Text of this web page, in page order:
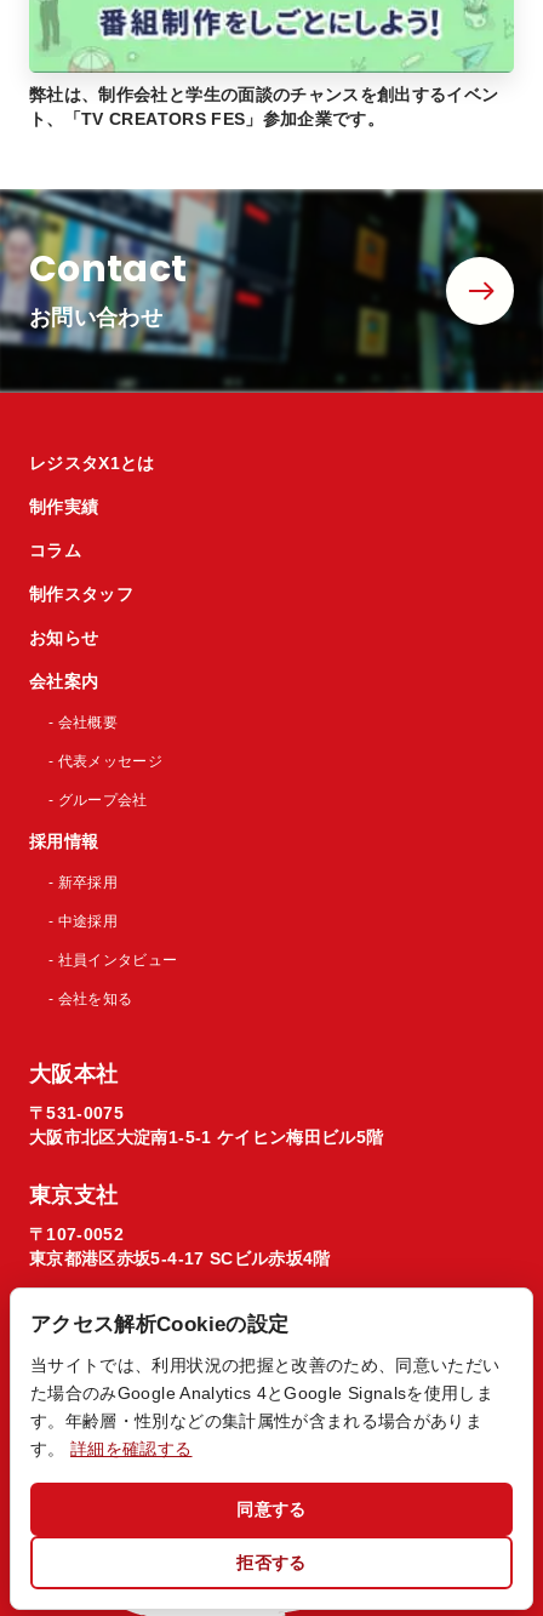
弊社は、制作会社と学生の面談のチャンスを創出するイベン
ト、「TV CREATORS FES」参加企業です。
Contact
お問い合わせ
レジスタX1とは
制作実績
コラム
制作スタッフ
お知らせ
会社案内
- 会社概要
- 代表メッセージ
- グループ会社
採用情報
- 新卒採用
- 中途採用
- 社員インタビュー
- 会社を知る
大阪本社
〒531-0075
大阪市北区大淀南1-5-1 ケイヒン梅田ビル5階
東京支社
〒107-0052
東京都港区赤坂5-4-17 SCビル赤坂4階
© 2026 Regista X1 co. ltd.
アクセス解析Cookieの設定
当サイトでは、利用状況の把握と改善のため、同意いただい
た場合のみGoogle Analytics 4とGoogle Signalsを使用しま
す。年齢層・性別などの集計属性が含まれる場合がありま
す。詳細を確認する
拒否する
同意する